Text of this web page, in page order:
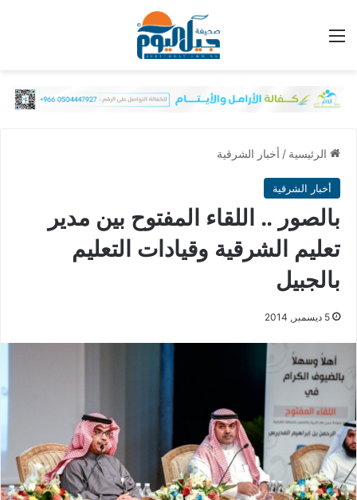
الرئيسية / أخبار الشرقية
أخبار الشرقية
بالصور .. اللقاء المفتوح بين مدير
تعليم الشرقية وقيادات التعليم
بالجبيل
5 ديسمبر, 2014